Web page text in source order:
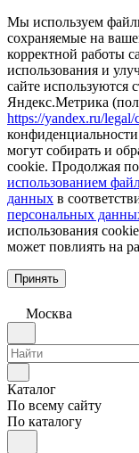
Мы используем
сохраняемые на
корректной работы
использования и
сайте используются
Яндекс.Метрика
https://yandex.ru/
могут собирать и
cookie. Продолжая
использованием
данных в
персональных
использования
может повлиять на
Принять
Москва
Каталог
По всему сайту
По каталогу